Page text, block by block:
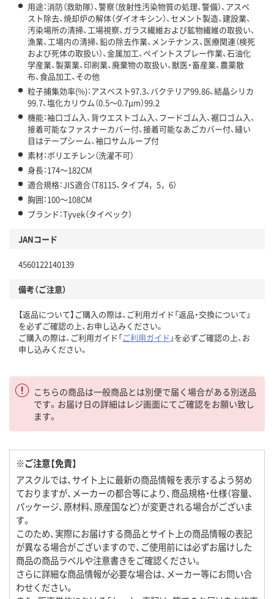
用途：消防（救助隊）、警察（放射性汚染物質の処理、警備）、アスベ
スト除去、焼却炉の解体（ダイオキシン）、セメント製造、建設業、
汚染場所の清掃、工場視察、ガラス繊維および鉱物繊維の取扱い、
漁業、工場内の清掃、鉛の除去作業、メンテナンス、医療関連（検死
および死体の取扱い）、金属加工、ペイントスプレー作業、石油化
学産業、製薬業、印刷業、廃棄物の取扱い、獣医・畜産業、農薬散
布、食品加工、その他
粒子捕集効率(%)：アスベスト97.3、バクテリア99.86、結晶シリカ
99.7、塩化カリウム（0.5～0.7μm）99.2
機能：袖口ゴム入、背ウエストゴム入、フードゴム入、裾口ゴム入、
接着可能なファスナーカバー付、接着可能なあごカバー付、縫い
目はテープシーム、袖口サムループ付
素材：ポリエチレン（洗濯不可）
身長：174～182CM
適合規格：JIS適合（T8115、タイプ4，5，6）
胸囲：100～108CM
ブランド：Tyvek（タイベック）
JANコード
4560122140139
備考（ご注意）
【返品について】ご購入の際は、ご利用ガイド「返品・交換について」
を必ずご確認の上、お申し込みください。
ご購入の際は、ご利用ガイド「ご利用ガイド 」を必ずご確認の上、お
申し込みください。
こちらの商品は一般商品とは別便で届く場合がある別送品
です。お届け日の詳細はレジ画面にてご確認をお願い致し
ます。
※ご注意【免責】
アスクルでは、サイト上に最新の商品情報を表示するよう努め
ておりますが、メーカーの都合等により、商品規格・仕様（容量、
パッケージ、原材料、原産国など）が変更される場合がございま
す。
このため、実際にお届けする商品とサイト上の商品情報の表記
が異なる場合がございますので、ご使用前には必ずお届けした
商品の商品ラベルや注意書きをご確認ください。
さらに詳細な商品情報が必要な場合は、メーカー等にお問い合
わせください。